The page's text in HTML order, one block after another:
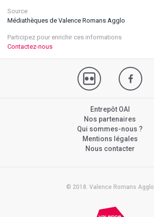
Source
Médiathèques de Valence Romans Agglo
Participez pour enrichir ces informations
Contactez-nous
Entrepôt OAI
Nos partenaires
Qui sommes-nous ?
Mentions légales
Nous contacter
© 2018. Valence Romans Agglo